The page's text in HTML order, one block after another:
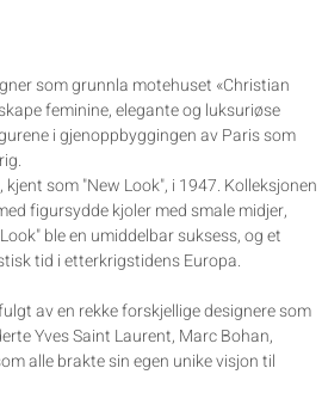
som grunnla motehuset «Christian
feminine, elegante og luksuriøse
i gjenoppbyggingen av Paris som
som "New Look", i 1947. Kolleksjonen
figursydde kjoler med smale midjer,
ble en umiddelbar suksess, og et
tid i etterkrigstidens Europa.
av en rekke forskjellige designere som
Yves Saint Laurent, Marc Bohan,
alle brakte sin egen unike visjon til